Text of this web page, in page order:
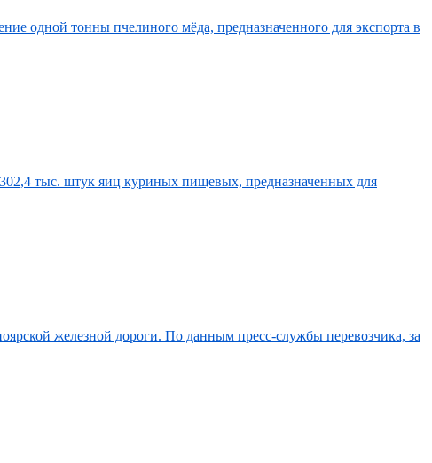
одной тонны пчелиного мёда, предназначенного для экспорта в
тыс. штук яиц куриных пищевых, предназначенных для
железной дороги. По данным пресс-службы перевозчика, за